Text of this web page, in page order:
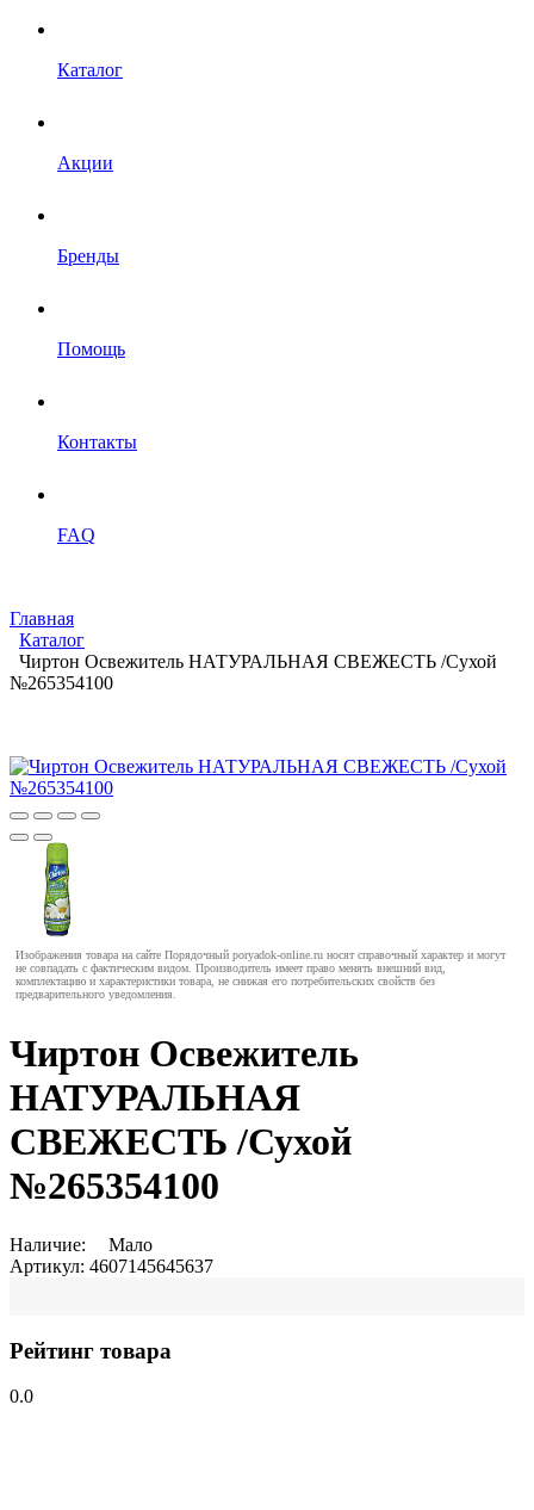
Каталог
Акции
Бренды
Помощь
Контакты
FAQ
Главная
Каталог
Чиртон Освежитель НАТУРАЛЬНАЯ СВЕЖЕСТЬ /Сухой
№265354100
Изображения товара на сайте Порядочный poryadok-online.ru носят справочный характер и могут
не совпадать с фактическим видом. Производитель имеет право менять внешний вид,
комплектацию и характеристики товара, не снижая его потребительских свойств без
предварительного уведомления.
Чиртон Освежитель
НАТУРАЛЬНАЯ
СВЕЖЕСТЬ /Сухой
№265354100
Наличие:
Мало
Артикул: 4607145645637
Рейтинг товара
0.0